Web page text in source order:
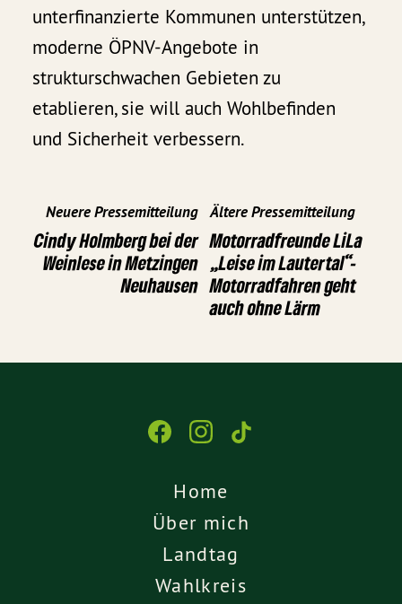
unterfinanzierte Kommunen unterstützen,
moderne ÖPNV-Angebote in
strukturschwachen Gebieten zu
etablieren, sie will auch Wohlbefinden
und Sicherheit verbessern.
Neuere Pressemitteilung
Cindy Holmberg bei der
Weinlese in Metzingen
Neuhausen
Ältere Pressemitteilung
Motorradfreunde LiLa
„Leise im Lautertal“-
Motorradfahren geht
auch ohne Lärm
Home
Über mich
Landtag
Wahlkreis